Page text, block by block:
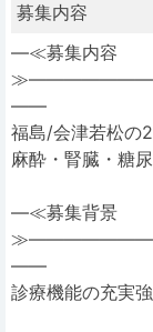
募集内容
―≪募集内容
――
福島/会津若松の
麻酔・腎臓・糖
―≪募集背景
――
診療機能の充実